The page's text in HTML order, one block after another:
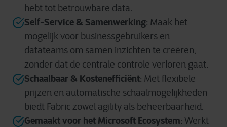
hebt tot betrouwbare data.
Self-Service & Samenwerking: Maak het
mogelijk voor businessgebruikers en
datateams om samen inzichten te creëren,
zonder dat de centrale controle verloren gaat.
Schaalbaar & Kostenefficiënt: Met flexibele
prijzen en automatische schaalmogelijkheden
biedt Fabric zowel agility als beheerbaarheid.
Gemaakt voor het Microsoft Ecosystem: Werkt